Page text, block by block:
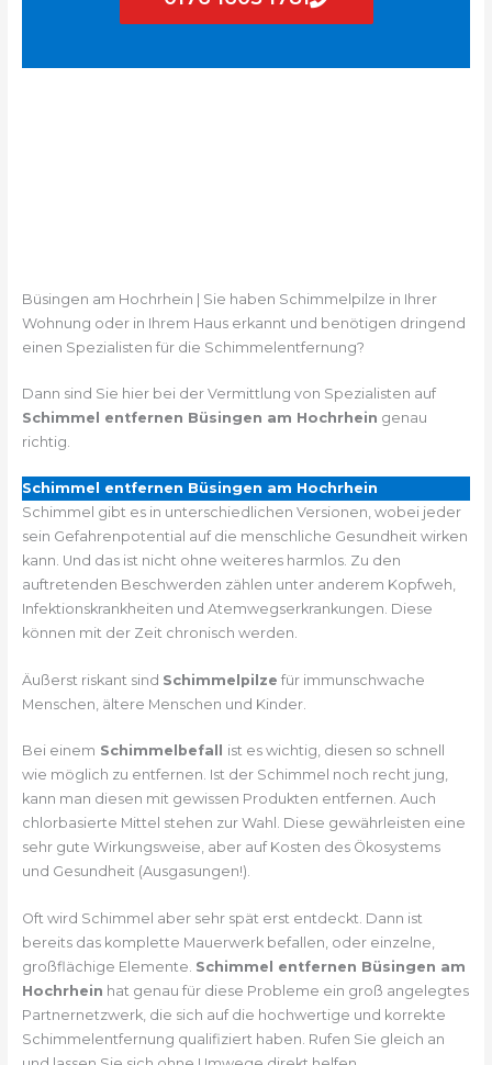
Büsingen am Hochrhein | Sie haben Schimmelpilze in Ihrer
Wohnung oder in Ihrem Haus erkannt und benötigen dringend
einen Spezialisten für die Schimmelentfernung?
Dann sind Sie hier bei der Vermittlung von Spezialisten auf
Schimmel entfernen Büsingen am Hochrhein genau
richtig.
Schimmel entfernen Büsingen am Hochrhein
Schimmel gibt es in unterschiedlichen Versionen, wobei jeder
sein Gefahrenpotential auf die menschliche Gesundheit wirken
kann. Und das ist nicht ohne weiteres harmlos. Zu den
auftretenden Beschwerden zählen unter anderem Kopfweh,
Infektionskrankheiten und Atemwegserkrankungen. Diese
können mit der Zeit chronisch werden.
Äußerst riskant sind Schimmelpilze für immunschwache
Menschen, ältere Menschen und Kinder.
Bei einem Schimmelbefall ist es wichtig, diesen so schnell
wie möglich zu entfernen. Ist der Schimmel noch recht jung,
kann man diesen mit gewissen Produkten entfernen. Auch
chlorbasierte Mittel stehen zur Wahl. Diese gewährleisten eine
sehr gute Wirkungsweise, aber auf Kosten des Ökosystems
und Gesundheit (Ausgasungen!).
Oft wird Schimmel aber sehr spät erst entdeckt. Dann ist
bereits das komplette Mauerwerk befallen, oder einzelne,
großflächige Elemente. Schimmel entfernen Büsingen am
Hochrhein hat genau für diese Probleme ein groß angelegtes
Partnernetzwerk, die sich auf die hochwertige und korrekte
Schimmelentfernung qualifiziert haben. Rufen Sie gleich an